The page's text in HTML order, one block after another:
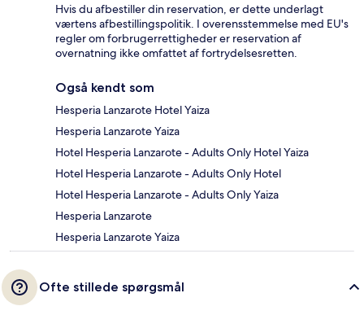
Hvis du afbestiller din reservation, er dette underlagt
værtens afbestillingspolitik. I overensstemmelse med EU's
regler om forbrugerrettigheder er reservation af
overnatning ikke omfattet af fortrydelsesretten.
Også kendt som
Hesperia Lanzarote Hotel Yaiza
Hesperia Lanzarote Yaiza
Hotel Hesperia Lanzarote - Adults Only Hotel Yaiza
Hotel Hesperia Lanzarote - Adults Only Hotel
Hotel Hesperia Lanzarote - Adults Only Yaiza
Hesperia Lanzarote
Hesperia Lanzarote Yaiza
Ofte stillede spørgsmål